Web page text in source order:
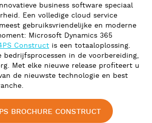
business software speciaal
Een volledige cloud service
gebruiksvriendelijke en moderne
Microsoft Dynamics 365
Construct is een totaaloplossing.
bedrijfsprocessen in de voorbereiding,
Met elke nieuwe release profiteert u
de nieuwste technologie en best
BROCHURE CONSTRUCT